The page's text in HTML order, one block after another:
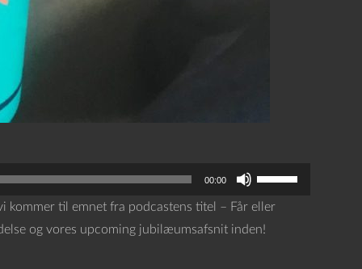
00:00
B
kommer til emnet fra podcastens titel – Får eller
og vores upcoming jubilæumsafsnit inden!